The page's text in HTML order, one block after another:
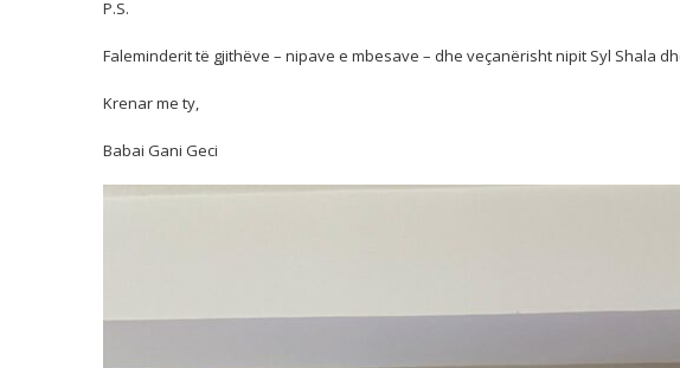
P.S.
Faleminderit të gjithëve – nipave e mbesave – dhe veçanërisht nipit Syl Shala
Krenar me ty,
Babai Gani Geci